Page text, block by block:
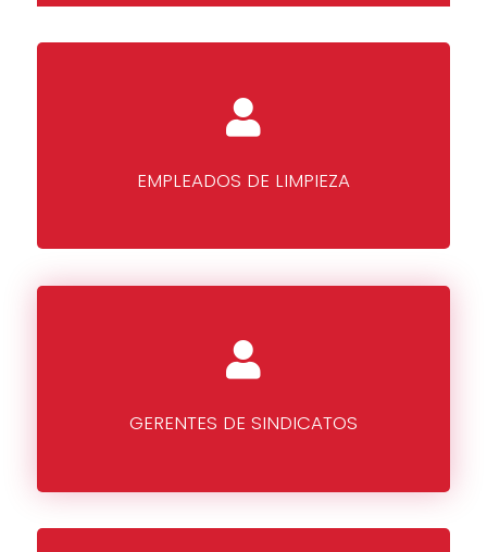
EMPLEADOS DE LIMPIEZA
GERENTES DE SINDICATOS